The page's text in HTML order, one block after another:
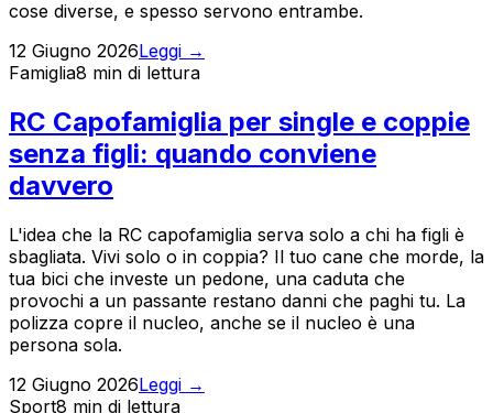
cose diverse, e spesso servono entrambe.
12 Giugno 2026Leggi →
Famiglia8 min di lettura
RC Capofamiglia per single e coppie
senza figli: quando conviene
davvero
L'idea che la RC capofamiglia serva solo a chi ha figli è
sbagliata. Vivi solo o in coppia? Il tuo cane che morde, la
tua bici che investe un pedone, una caduta che
provochi a un passante restano danni che paghi tu. La
polizza copre il nucleo, anche se il nucleo è una
persona sola.
12 Giugno 2026Leggi →
Sport8 min di lettura